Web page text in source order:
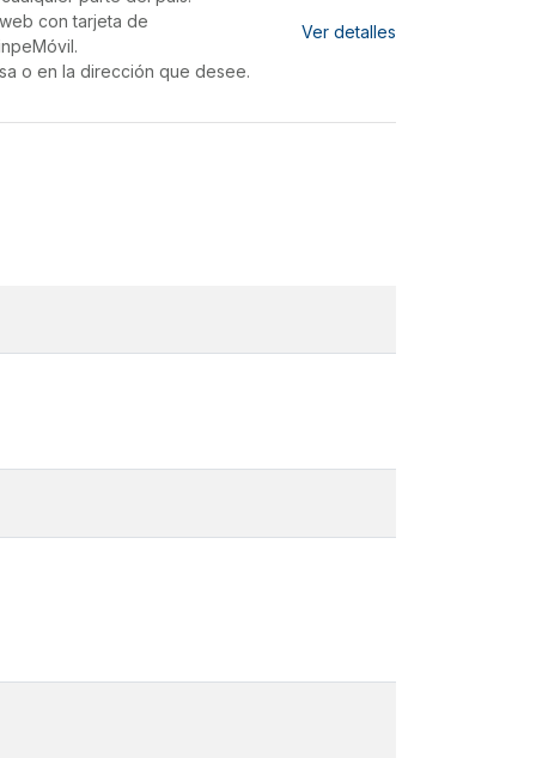
con tarjeta de
o en la dirección que desee.
Ver detalles